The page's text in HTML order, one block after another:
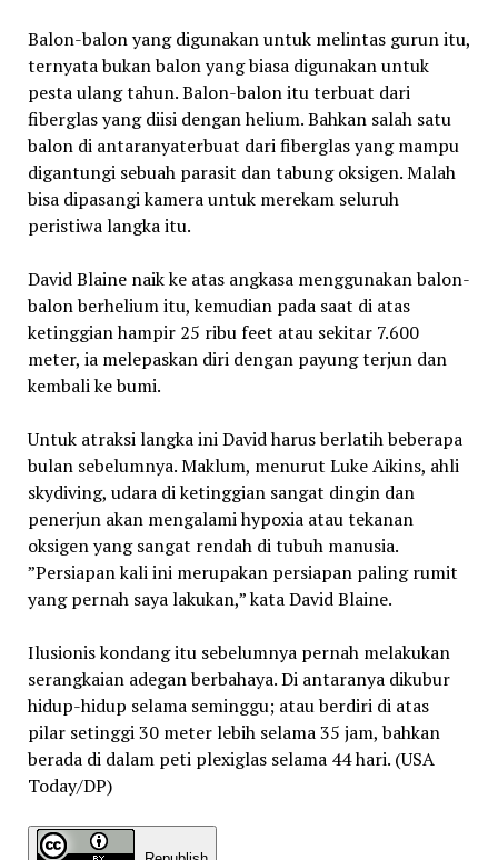
Balon-balon yang digunakan untuk melintas gurun itu,
ternyata bukan balon yang biasa digunakan untuk
pesta ulang tahun. Balon-balon itu terbuat dari
fiberglas yang diisi dengan helium. Bahkan salah satu
balon di antaranyaterbuat dari fiberglas yang mampu
digantungi sebuah parasit dan tabung oksigen. Malah
bisa dipasangi kamera untuk merekam seluruh
peristiwa langka itu.
David Blaine naik ke atas angkasa menggunakan balon-
balon berhelium itu, kemudian pada saat di atas
ketinggian hampir 25 ribu feet atau sekitar 7.600
meter, ia melepaskan diri dengan payung terjun dan
kembali ke bumi.
Untuk atraksi langka ini David harus berlatih beberapa
bulan sebelumnya. Maklum, menurut Luke Aikins, ahli
skydiving, udara di ketinggian sangat dingin dan
penerjun akan mengalami hypoxia atau tekanan
oksigen yang sangat rendah di tubuh manusia.
”Persiapan kali ini merupakan persiapan paling rumit
yang pernah saya lakukan,” kata David Blaine.
Ilusionis kondang itu sebelumnya pernah melakukan
serangkaian adegan berbahaya. Di antaranya dikubur
hidup-hidup selama seminggu; atau berdiri di atas
pilar setinggi 30 meter lebih selama 35 jam, bahkan
berada di dalam peti plexiglas selama 44 hari. (USA
Today/DP)